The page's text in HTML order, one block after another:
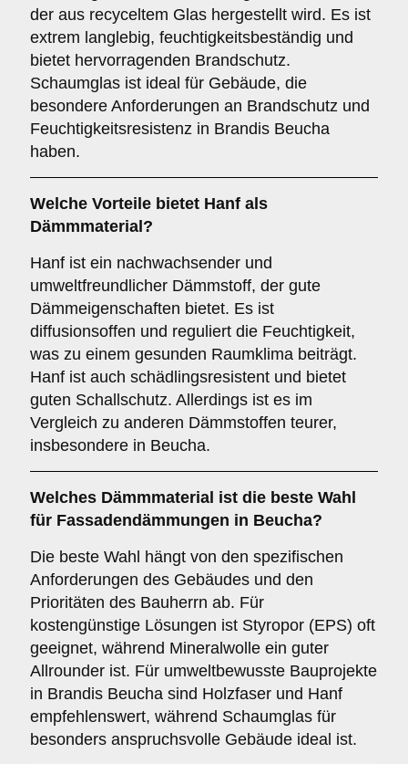
der aus recyceltem Glas hergestellt wird. Es ist
extrem langlebig, feuchtigkeitsbeständig und
bietet hervorragenden Brandschutz.
Schaumglas ist ideal für Gebäude, die
besondere Anforderungen an Brandschutz und
Feuchtigkeitsresistenz in Brandis Beucha
haben.
Welche Vorteile bietet Hanf als
Dämmmaterial?
Hanf ist ein nachwachsender und
umweltfreundlicher Dämmstoff, der gute
Dämmeigenschaften bietet. Es ist
diffusionsoffen und reguliert die Feuchtigkeit,
was zu einem gesunden Raumklima beiträgt.
Hanf ist auch schädlingsresistent und bietet
guten Schallschutz. Allerdings ist es im
Vergleich zu anderen Dämmstoffen teurer,
insbesondere in Beucha.
Welches Dämmmaterial ist die beste Wahl
für Fassadendämmungen in Beucha?
Die beste Wahl hängt von den spezifischen
Anforderungen des Gebäudes und den
Prioritäten des Bauherrn ab. Für
kostengünstige Lösungen ist Styropor (EPS) oft
geeignet, während Mineralwolle ein guter
Allrounder ist. Für umweltbewusste Bauprojekte
in Brandis Beucha sind Holzfaser und Hanf
empfehlenswert, während Schaumglas für
besonders anspruchsvolle Gebäude ideal ist.